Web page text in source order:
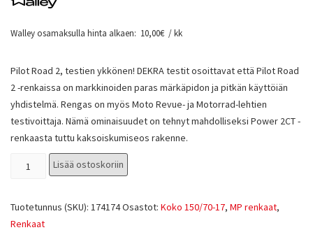
Walley osamaksulla hinta alkaen: 10,00€ / kk
Pilot Road 2, testien ykkönen! DEKRA testit osoittavat että Pilot Road
2 -renkaissa on markkinoiden paras märkäpidon ja pitkän käyttöiän
yhdistelmä. Rengas on myös Moto Revue- ja Motorrad-lehtien
testivoittaja. Nämä ominaisuudet on tehnyt mahdolliseksi Power 2CT -
renkaasta tuttu kaksoiskumiseos rakenne.
Lisää ostoskoriin
Tuotetunnus (SKU): 174174Osastot: Koko 150/70-17, MP renkaat,
Renkaat